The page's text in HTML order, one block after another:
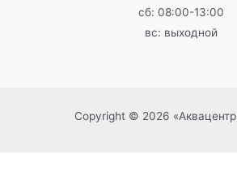
сб: 08:00-13:00
вс: выходной
Copyright © 2026